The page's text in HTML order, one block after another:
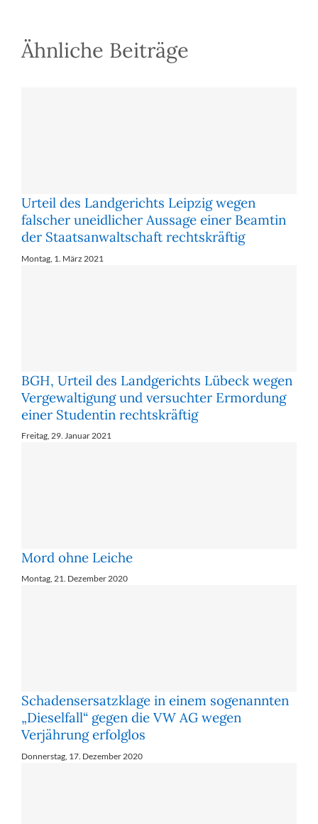
Ähnliche Beiträge
Urteil des Landgerichts Leipzig wegen
falscher uneidlicher Aussage einer Beamtin
der Staatsanwaltschaft rechtskräftig
Montag, 1. März 2021
BGH, Urteil des Landgerichts Lübeck wegen
Vergewaltigung und versuchter Ermordung
einer Studentin rechtskräftig
Freitag, 29. Januar 2021
Mord ohne Leiche
Montag, 21. Dezember 2020
Schadensersatzklage in einem sogenannten
„Dieselfall“ gegen die VW AG wegen
Verjährung erfolglos
Donnerstag, 17. Dezember 2020